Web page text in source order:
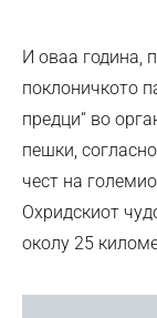
И оваа година,
поклоничкото
предци“ во
пешки,
чест на
Охридскиот
околу 25